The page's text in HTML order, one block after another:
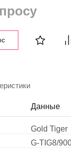
Данные
Gold Tiger
G-TIG8/